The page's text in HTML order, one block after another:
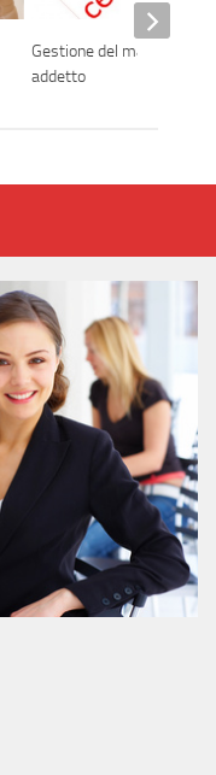
Gestione del magazzino –
addetto